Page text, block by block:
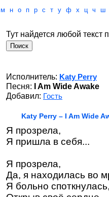
м н о п р с т у ф х ц ч ш
Тут найдется любой текст
Исполнитель: Katy Perry
Песня: I Am Wide Awake
Добавил: Гость
Katy Perry – I Am Wide
Я прозрела,
Я пришла в себя...
Я прозрела,
Да, я находилась во
Я больно